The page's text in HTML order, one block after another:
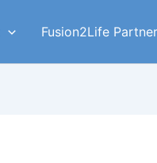
Fusion2Life